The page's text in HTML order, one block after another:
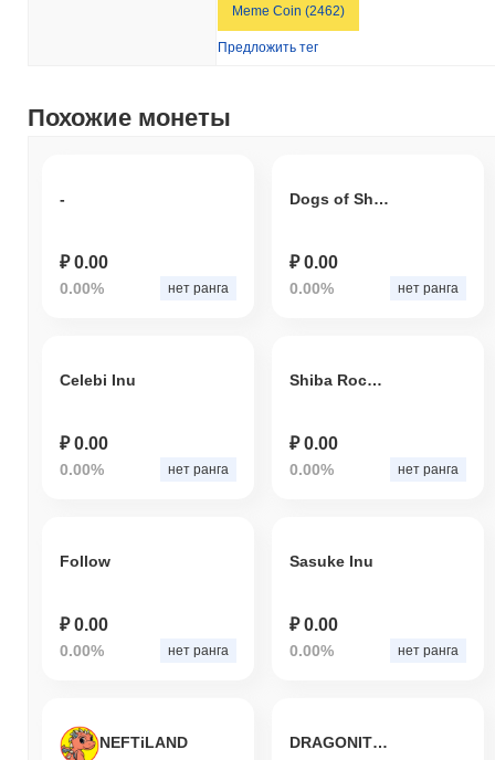
Meme Coin (2462)
Предложить тег
Похожие монеты
-
₽ 0.00
0.00% нет ранга
Dogs of Shiba
₽ 0.00
0.00% нет ранга
Celebi Inu
₽ 0.00
0.00% нет ранга
Shiba Rocket
₽ 0.00
0.00% нет ранга
Follow
₽ 0.00
0.00% нет ранга
Sasuke Inu
₽ 0.00
0.00% нет ранга
NEFTiLAND DRAGONITE INU